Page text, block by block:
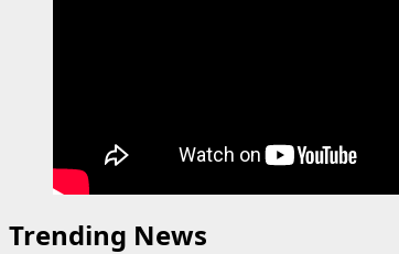
Trending News